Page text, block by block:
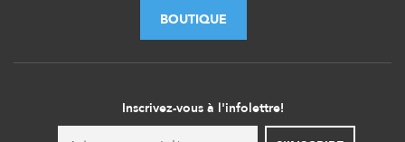
BOUTIQUE
Inscrivez-vous à l'infolettre!